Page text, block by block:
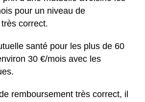
pour un niveau de
correct.
santé pour les plus de 60
30 €/mois avec les
remboursement très correct, il